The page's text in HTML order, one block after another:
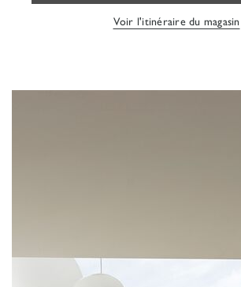
Voir l'itinéraire du magasin